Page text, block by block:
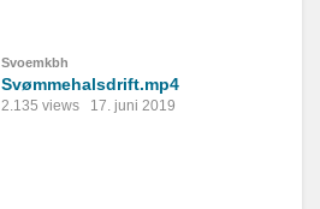
Svoemkbh
Svømmehalsdrift.mp4
2.135 views 17. juni 2019